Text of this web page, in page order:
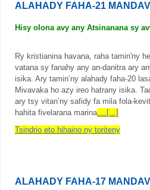
ALAHADY FAHA-21
Hisy olona avy any Atsinanana sy
Ry kristianina havana, raha tamin'ny
vatana sy fanahy any an-danitra ary
isika. Ary tamin’ny alahady faha-20
Mivavaka ho azy ireo hatrany isika.
ary tsy vitan’ny safidy fa mila fola-
hahita fivelarana marina....[...]
Tsindrio eto hihaino ny toriteny
ALAHADY FAHA-17